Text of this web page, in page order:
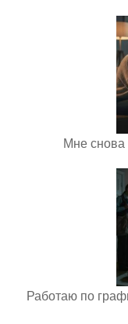
Мне
Работаю по